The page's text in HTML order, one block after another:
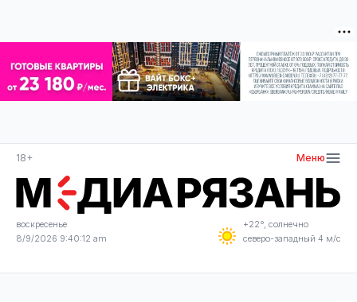
18+ Меню
воскресенье
8/9/2026 9:40:12 am
+22°, солнечно
северо-западный 4 м/с